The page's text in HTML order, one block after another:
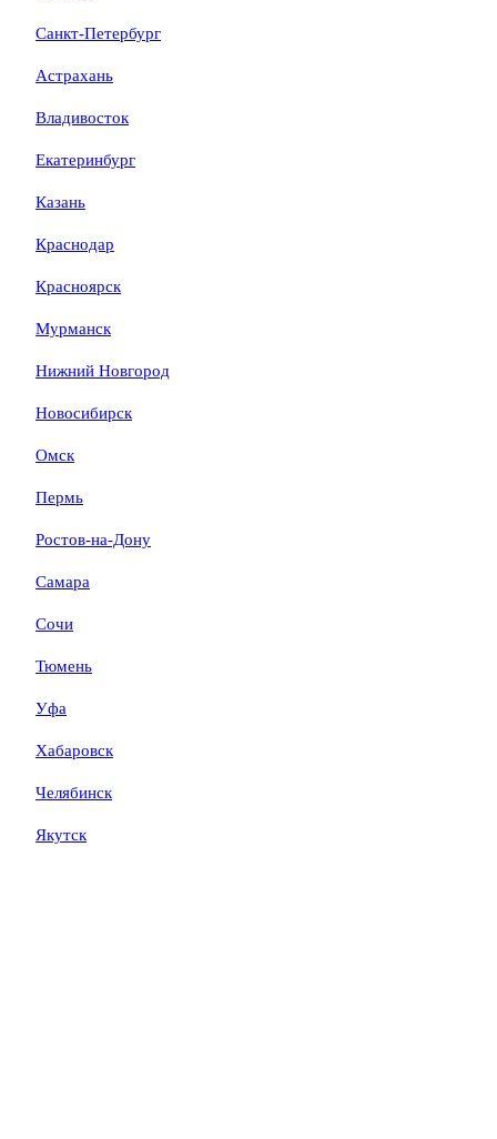
Санкт-Петербург
Астрахань
Владивосток
Екатеринбург
Казань
Краснодар
Красноярск
Мурманск
Нижний Новгород
Новосибирск
Омск
Пермь
Ростов-на-Дону
Самара
Сочи
Тюмень
Уфа
Хабаровск
Челябинск
Якутск